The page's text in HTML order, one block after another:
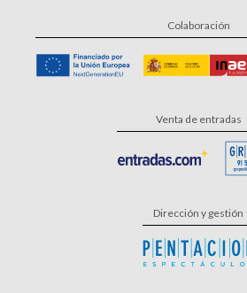
Colaboración
Venta de entradas
Dirección y gestión